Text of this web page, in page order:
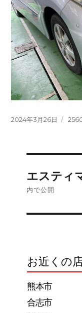
投
2024年3月26日
フ
稿
ー
シ
エスティ
内で公開
お近くの
熊本市
合志市